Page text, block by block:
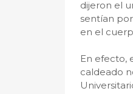
dijeron el
sentían
en el
En efecto,
caldeado